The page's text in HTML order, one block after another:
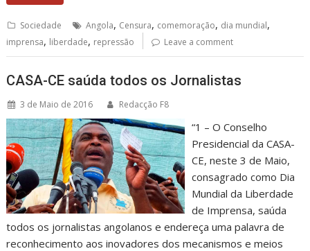
Sociedade Angola, Censura, comemoração, dia mundial,
imprensa, liberdade, repressão Leave a comment
CASA-CE saúda todos os Jornalistas
3 de Maio de 2016 Redacção F8
“1 – O Conselho
Presidencial da CASA-
CE, neste 3 de Maio,
consagrado como Dia
Mundial da Liberdade
de Imprensa, saúda
todos os jornalistas angolanos e endereça uma palavra de
reconhecimento aos inovadores dos mecanismos e meios